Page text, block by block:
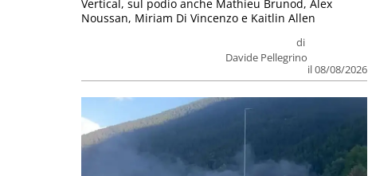
di
Davide Pellegrino
il 08/08/2026
Vertical, sul podio anche Mathieu Brunod, Alex
Noussan, Miriam Di Vincenzo e Kaitlin Allen